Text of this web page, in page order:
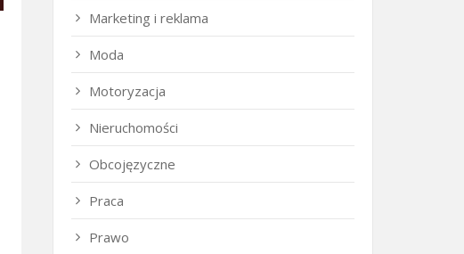
Marketing i reklama
Moda
Motoryzacja
Nieruchomości
Obcojęzyczne
Praca
Prawo